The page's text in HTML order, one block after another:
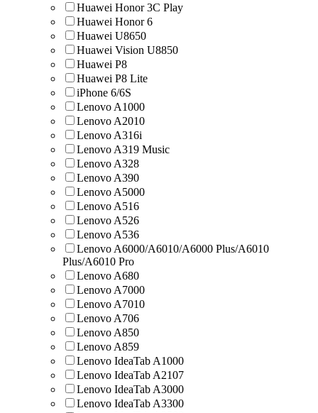
Huawei Honor 3C Play
Huawei Honor 6
Huawei U8650
Huawei Vision U8850
Huawei Р8
Huawei Р8 Lite
iPhone 6/6S
Lenovo A1000
Lenovo A2010
Lenovo A316i
Lenovo A319 Music
Lenovo A328
Lenovo A390
Lenovo A5000
Lenovo A516
Lenovo A526
Lenovo A536
Lenovo A6000/A6010/A6000 Plus/A6010
Plus/A6010 Pro
Lenovo A680
Lenovo A7000
Lenovo A7010
Lenovo A706
Lenovo A850
Lenovo A859
Lenovo IdeaTab A1000
Lenovo IdeaTab A2107
Lenovo IdeaTab A3000
Lenovo IdeaTab A3300